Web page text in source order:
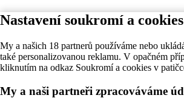
Nastavení soukromí a cookies
My a našich 18 partnerů používáme nebo
také personalizovanou reklamu. V opačném
kliknutím na odkaz Soukromí a cookies v
My a naši partneři zpracováváme